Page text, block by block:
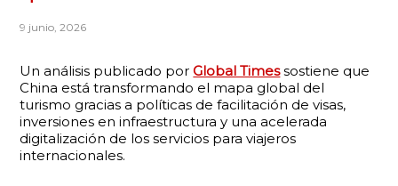
9 junio, 2026
Un análisis publicado porGlobal Timessostiene que
China está transformando el mapa global del
turismo gracias a políticas de facilitación de visas,
inversiones en infraestructura y una acelerada
digitalización de los servicios para viajeros
internacionales.